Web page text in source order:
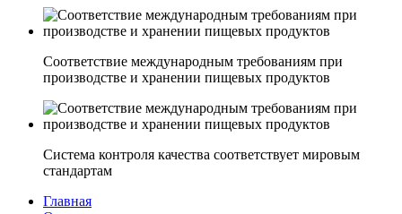
Соответствие международным требованиям при
производстве и хранении пищевых продуктов
Система контроля качества соответствует мировым
стандартам
Главная